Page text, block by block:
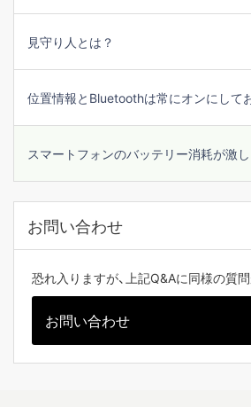
見守り人とは？
位置情報とBluetoothは常にオンにして
スマートフォンのバッテリー消耗が激
お問い合わせ
恐れ入りますが、上記Q&Aに同様の質
お問い合わせ